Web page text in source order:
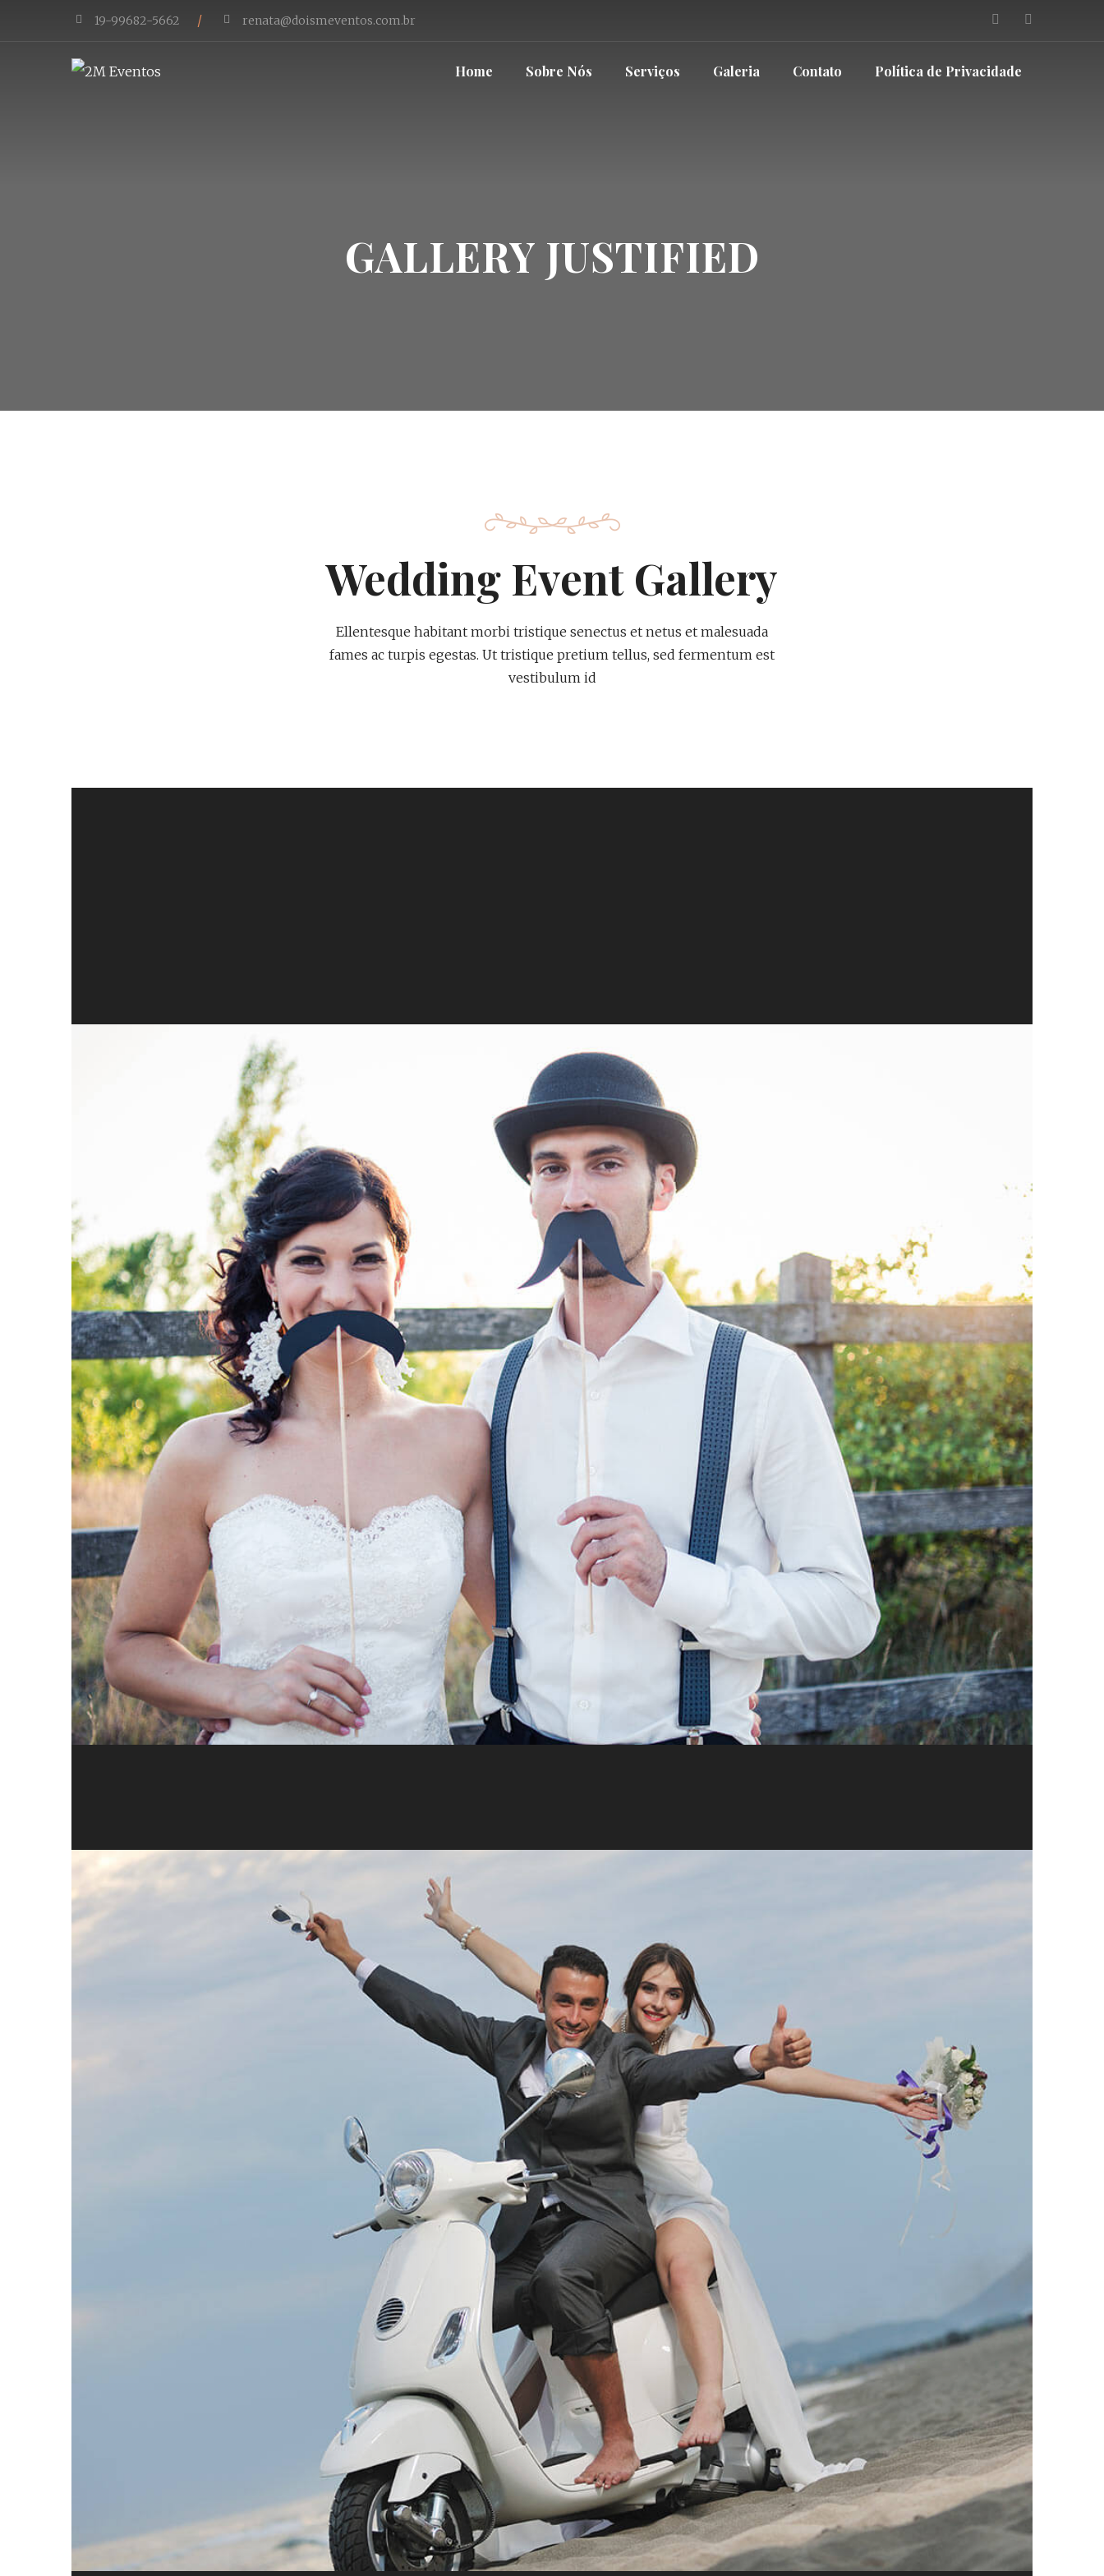
19-99682-5662 / renata@doismeventos.com.br
Home Sobre Nós Serviços Galeria Contato Política de Privacidade
GALLERY JUSTIFIED
Wedding Event Gallery
Ellentesque habitant morbi tristique senectus et netus et malesuada
fames ac turpis egestas. Ut tristique pretium tellus, sed fermentum est
vestibulum id